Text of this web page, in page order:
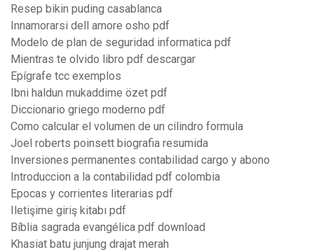
Resep bikin puding casablanca
Innamorarsi dell amore osho pdf
Modelo de plan de seguridad informatica pdf
Mientras te olvido libro pdf descargar
Epígrafe tcc exemplos
Ibni haldun mukaddime özet pdf
Diccionario griego moderno pdf
Como calcular el volumen de un cilindro formula
Joel roberts poinsett biografia resumida
Inversiones permanentes contabilidad cargo y abono
Introduccion a la contabilidad pdf colombia
Epocas y corrientes literarias pdf
Iletişime giriş kitabı pdf
Bíblia sagrada evangélica pdf download
Khasiat batu junjung drajat merah